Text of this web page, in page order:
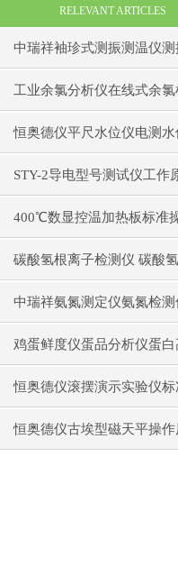
RELEVANT ARTICLES
中瑞祥袖珍式测振测温仪
用注意事项工作原理
工业余氯分析仪在线式余
日常维护注意事项安装与
恒奥德仪平尺水位仪电测
构原理操作使用
STY-2导电型号测试仪工作
操作流程
400℃数显控温加热板标准
碳酸氢根离子检测仪 碳酸
测定仪操作使用
中瑞祥氨氮测定仪氨氮检
前准备使用注意事项
鸡蛋鲜度仪蛋品分析仪蛋
通用操作流程
恒奥德仪滚摆演示实验仪
步骤原理
恒奥德仪古埃型磁天平操作